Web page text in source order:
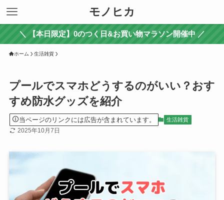
モノヒカ
＼ 【本日限定】0のつく日&お買い物マラソン開催中 ／
ホーム 生活雑貨
プールでスマホどうするのがいい？おす
すめ防水グッズを紹介
当ページのリンクには広告が含まれています。 生活雑貨
2025年10月7日